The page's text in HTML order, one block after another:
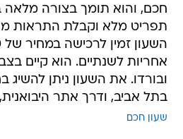
חכם, והוא תומך בצורה מלאה
תפריט מלא וקבלת התראות
אחריות לשנתיים. הוא קיים
ובורדו. את השעון ניתן להשיג
בתל אביב, ודרך אתר
שעון חכם